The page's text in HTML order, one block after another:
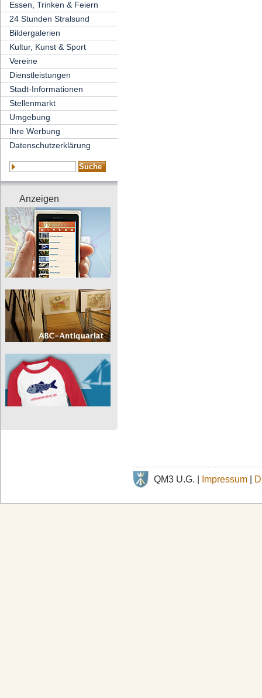
Essen, Trinken & Feiern
24 Stunden Stralsund
Bildergalerien
Kultur, Kunst & Sport
Vereine
Dienstleistungen
Stadt-Informationen
Stellenmarkt
Umgebung
Ihre Werbung
Datenschutzerklärung
Anzeigen
QM3 U.G. | Impressum